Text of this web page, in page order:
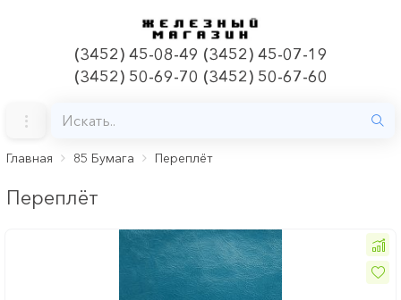
(3452) 45-08-49 (3452) 45-07-19
(3452) 50-69-70 (3452) 50-67-60
Главная 85 Бумага Переплёт
Переплёт